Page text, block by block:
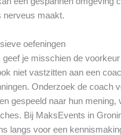
nerveus maakt.
oefeningen
je misschien de
niet vastzitten aan een
Onderzoek de coach
gespeeld naar hun
Bij MaksEvents in
langs voor een